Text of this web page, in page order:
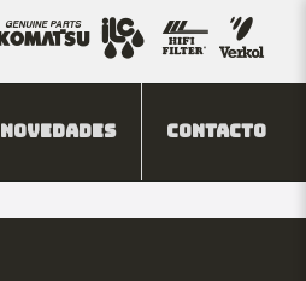
Novedades Contacto